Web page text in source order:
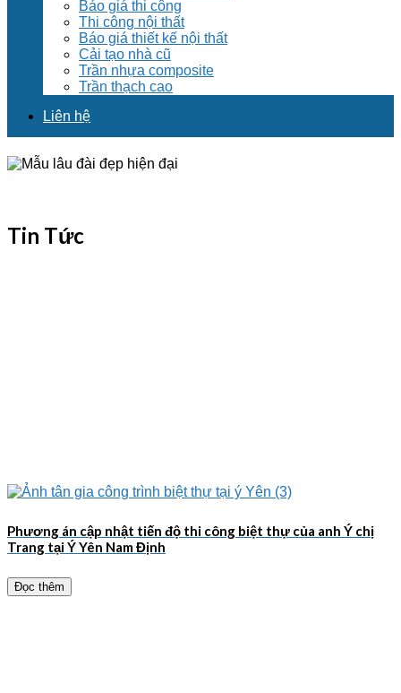
Báo giá thi công
Thi công nội thất
Báo giá thiết kế nội thất
Cải tạo nhà cũ
Trần nhựa composite
Trần thạch cao
Liên hệ
Tin Tức
Phương án cập nhật tiến độ thi công biệt thự của anh Ý chị
Trang tại Ý Yên Nam Định
Đọc thêm